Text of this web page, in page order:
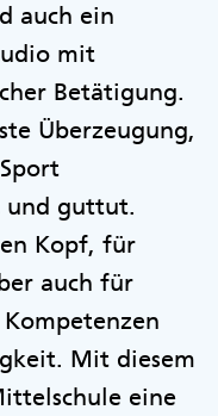
auch ein
mit
Betätigung.
Überzeugung,
und guttut.
Kopf, für
auch für
Mit diesem
eine